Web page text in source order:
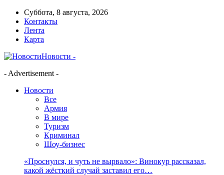
Суббота, 8 августа, 2026
Контакты
Лента
Карта
Новости -
- Advertisement -
Новости
Все
Армия
В мире
Туризм
Криминал
Шоу-бизнес
«Проснулся, и чуть не вырвало»: Винокур рассказал,
какой жёсткий случай заставил его…